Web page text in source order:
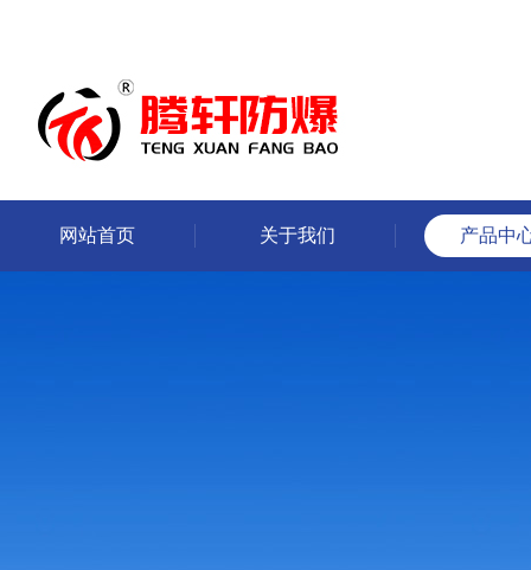
网站首页 关于我们 产品中